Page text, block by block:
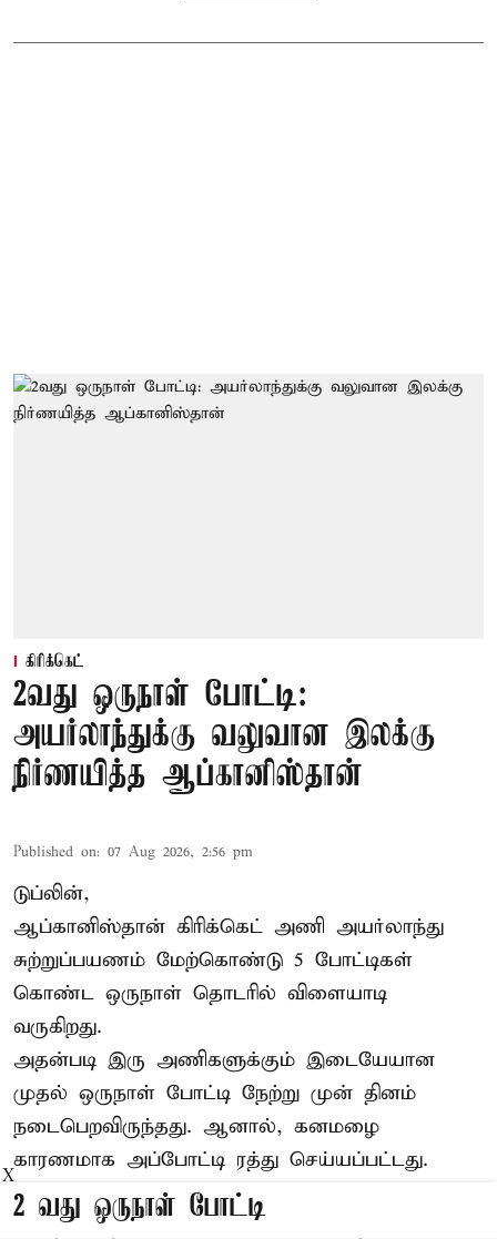
கிரிக்கெட்
2வது ஒருநாள் போட்டி:
அயர்லாந்துக்கு வலுவான இலக்கு
நிர்ணயித்த ஆப்கானிஸ்தான்
Published on: 07 Aug 2026, 2:56 pm
டுப்லின்,
ஆப்கானிஸ்தான் கிரிக்கெட் அணி அயர்லாந்து
சுற்றுப்பயணம் மேற்கொண்டு 5 போட்டிகள்
கொண்ட ஒருநாள் தொடரில் விளையாடி
வருகிறது.
அதன்படி இரு அணிகளுக்கும் இடையேயான
முதல் ஒருநாள் போட்டி நேற்று முன் தினம்
நடைபெறவிருந்தது. ஆனால், கனமழை
காரணமாக அப்போட்டி ரத்து செய்யப்பட்டது.
2 வது ஒருநாள் போட்டி
X